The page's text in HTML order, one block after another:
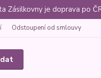
Zásilkovny je doprava po
Odstoupení od smlouvy